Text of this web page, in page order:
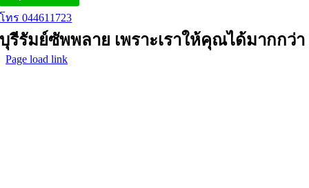
โทร 044611723
บุรีรัมย์ซัพพลาย เพราะเราให้คุณได้มากกว่า
Page load link